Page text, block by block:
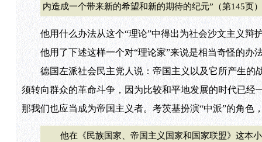
内造成一个带来新的希望和新的期待的纪元”（第145页
他用什么办法从这个“理论”中得出为社会沙文主义辩
他用了下述这样一个对“理论家”来说是相当奇怪的办
德国左派社会民主党人说：帝国主义以及它所产生的
须转向群众的革命斗争，因为比较和平地发展的时代已经
那我们也应当成为帝国主义者。考茨基扮演“中派”的角色
他在《民族国家、帝国主义国家和国家联盟》这本小